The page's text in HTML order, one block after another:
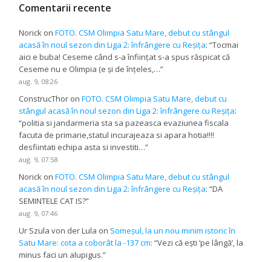
Comentarii recente
Norick onFOTO. CSM Olimpia Satu Mare, debut cu stângul
acasă în noul sezon din Liga 2: înfrângere cu Reșița: “Tocmai
aici e buba! Ceseme când s-a înființat s-a spus răspicat că
Ceseme nu e Olimpia (e și de înțeles,…”
aug. 9, 08:26
ConstrucThor onFOTO. CSM Olimpia Satu Mare, debut cu
stângul acasă în noul sezon din Liga 2: înfrângere cu Reșița:
“politia si jandarmeria sta sa pazeasca evaziunea fiscala
facuta de primarie,statul incurajeaza si apara hotia!!!!
desfiintati echipa asta si investiti…”
aug. 9, 07:58
Norick onFOTO. CSM Olimpia Satu Mare, debut cu stângul
acasă în noul sezon din Liga 2: înfrângere cu Reșița: “DA
SEMINTELE CAT IS?”
aug. 9, 07:46
Ur Szula von der Lula on Someșul, la un nou minim istoric în
Satu Mare: cota a coborât la -137 cm: “Vezi că ești ‘pe lângă’, la
minus faci un alupigus.”